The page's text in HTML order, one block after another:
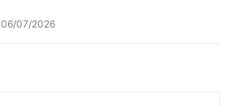
06/07/2026